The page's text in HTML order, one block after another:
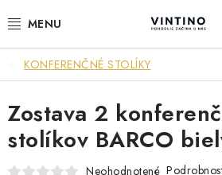
na
NÁBYTOK
VÝPREDAJ
ZÁVESNÉ HOJDACIE KRESLÁ
KONFERENČNÉ STOLÍKY
Zostava 2
stolíkov BARCO
Neohodnotené